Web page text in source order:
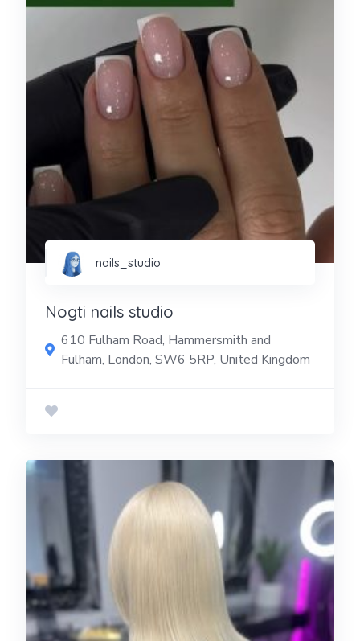
nails_studio
Nogti nails studio
610 Fulham Road, Hammersmith and
Fulham, London, SW6 5RP, United Kingdom